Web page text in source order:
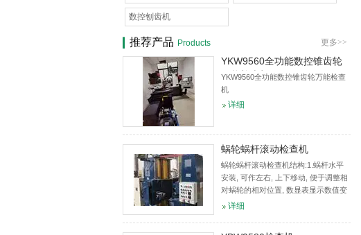
数控刨齿机
推荐产品 Products 更多>>
YKW9560全功能数控锥齿轮
万能检查机
YKW9560全功能数控锥齿轮万能检查
机
详细
蜗轮蜗杆滚动检查机
蜗轮蜗杆滚动检查机结构:1.蜗杆水平
安装, 可作左右, 上下移动, 便于调整相
对蜗轮的相对位置, 数显表显示数值变
化.2.蜗轮竖直安装, 可相对蜗杆作前后
详细